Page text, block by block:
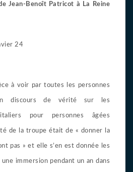
Jean-Benoît Patricot à La Reine
24
à voir par toutes les personnes
discours de vérité sur les
pour personnes âgées
de la troupe était de « donner la
pas » et elle s’en est donnée les
immersion pendant un an dans